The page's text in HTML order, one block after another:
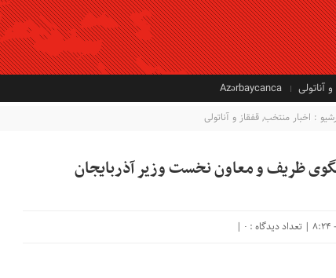
آناتولی Azərbaycanca
: اخبار منتخب, قفقاز و آناتولی
ظریف و معاون نخست وزیر آذربایجان
۰ |